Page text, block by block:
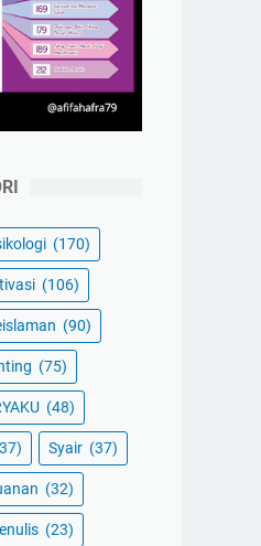
(170)
(106)
(90)
(75)
(48)
Syair (37)
(32)
(23)